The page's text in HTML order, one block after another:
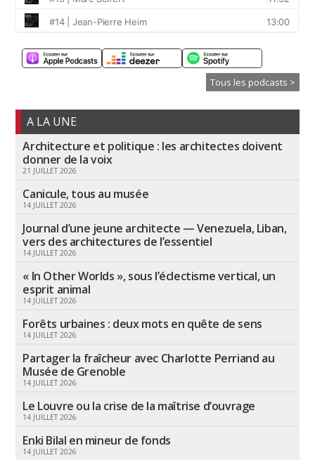
Tous les podcasts >
A LA UNE
Architecture et politique : les architectes doivent
donner de la voix
21 JUILLET 2026
Canicule, tous au musée
14 JUILLET 2026
Journal d’une jeune architecte — Venezuela, Liban,
vers des architectures de l’essentiel
14 JUILLET 2026
« In Other Worlds », sous l’éclectisme vertical, un
esprit animal
14 JUILLET 2026
Forêts urbaines : deux mots en quête de sens
14 JUILLET 2026
Partager la fraîcheur avec Charlotte Perriand au
Musée de Grenoble
14 JUILLET 2026
Le Louvre ou la crise de la maîtrise d’ouvrage
14 JUILLET 2026
Enki Bilal en mineur de fonds
14 JUILLET 2026